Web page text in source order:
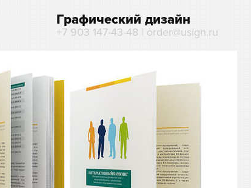
Графический дизайн
+7 903 147-43-48 | order@usign.ru